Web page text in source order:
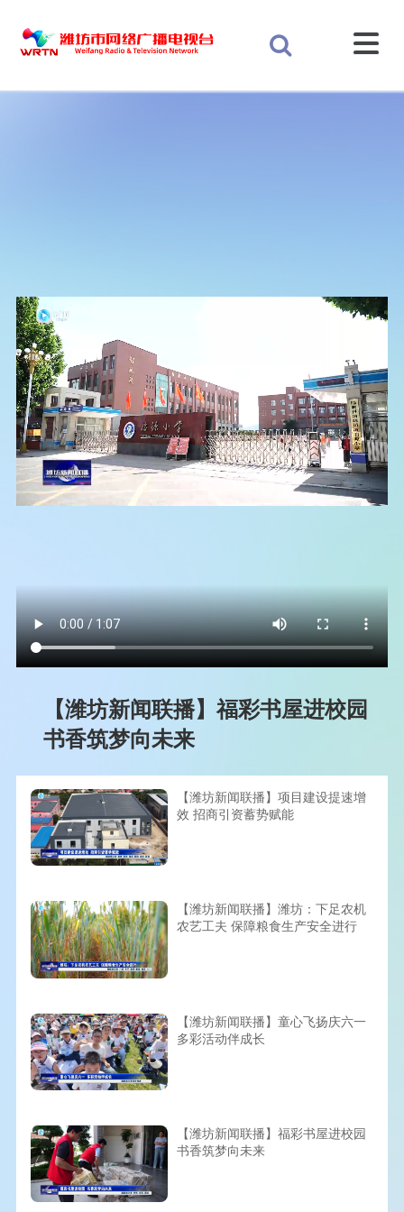
【潍坊新闻联播】福彩书屋进校园
书香筑梦向未来
【潍坊新闻联播】项目建设提速增
效 招商引资蓄势赋能
【潍坊新闻联播】潍坊：下足农机
农艺工夫 保障粮食生产安全进行
【潍坊新闻联播】童心飞扬庆六一
多彩活动伴成长
【潍坊新闻联播】福彩书屋进校园
书香筑梦向未来